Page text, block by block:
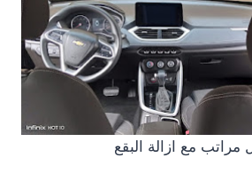
مع ازالة البقع